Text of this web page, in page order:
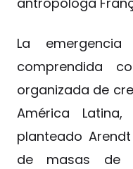
La
comprendida
organizada de
América
planteado
de masas de